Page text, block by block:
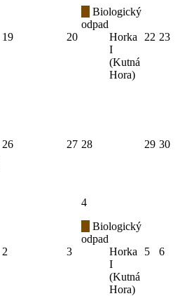
19 20
Biologický
odpad
Horka
I
(Kutná
Hora)
22 23
26 27 28 29 30
2 3
4
Biologický
odpad
Horka
I
(Kutná
Hora)
5 6